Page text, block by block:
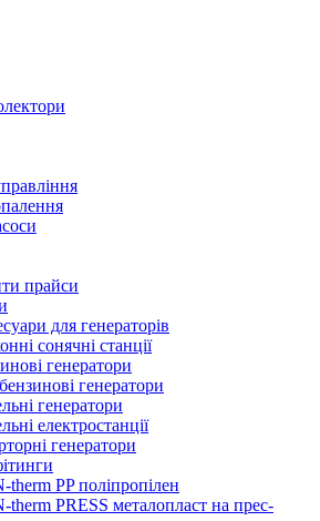
прайси
для генераторів
сонячні станції
генератори
генератори
генератори
електростанції
генератори
PP поліпропілен
therm PRESS металопласт на прес-